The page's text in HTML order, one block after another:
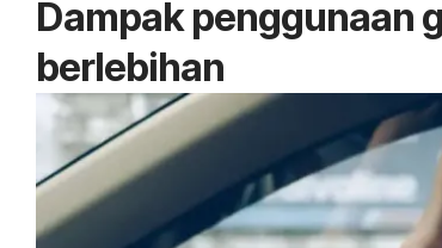
Dampak penggunaan
berlebihan